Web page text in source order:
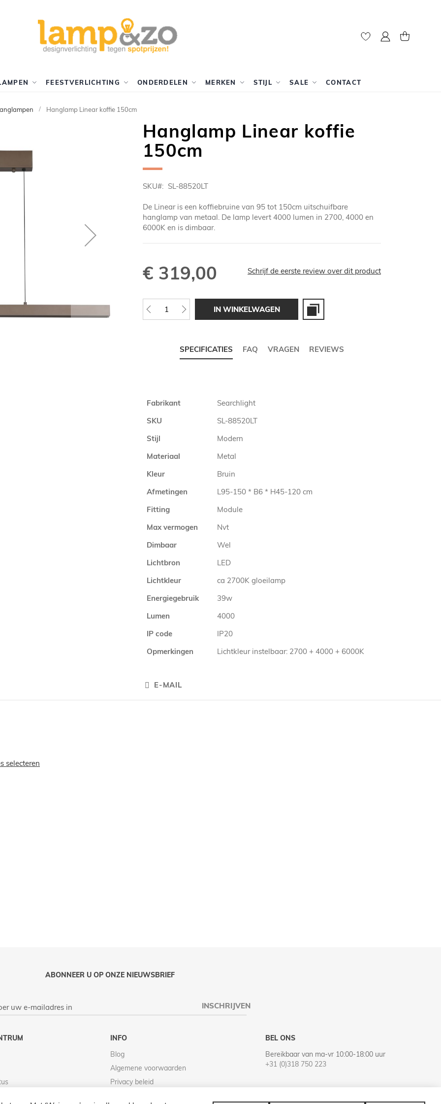
Mijn account
FEESTVERLICHTING ONDERDELEN MERKEN STIJL SALE CONTACT
Hanglamp Linear koffie 150cm
Hanglamp Linear koffie
150cm
SKU SL-88520LT
De Linear is een koffiebruine van 95 tot 150cm uitschuifbare
hanglamp van metaal. De lamp levert 4000 lumen in 2700, 4000 en
6000K en is dimbaar.
€ 319,00 Schrijf de eerste review over dit product
IN WINKELWAGEN
SPECIFICATIES FAQ VRAGEN REVIEWS
Meer
Fabrikant
Searchlight
SKU
SL-88520LT
Stijl
Modern
Materiaal
Metal
Kleur
Bruin
Afmetingen
L95-150 * B6 * H45-120 cm
Fitting
Module
Max vermogen
Nvt
Dimbaar
Wel
Lichtbron
LED
Lichtkleur
ca 2700K gloeilamp
Energiegebruik
39w
Lumen
4000
IP code
IP20
Opmerkingen
Lichtkleur instelbaar: 2700 + 4000 + 6000K
E-MAIL
selecteren
ABONNEER U OP ONZE NIEUWSBRIEF
INSCHRIJVEN
INFO
Blog
Algemene voorwaarden
Privacy beleid
BEL ONS
Bereikbaar van ma-vr 10:00-18:00 uur
+31 (0)318 750 223